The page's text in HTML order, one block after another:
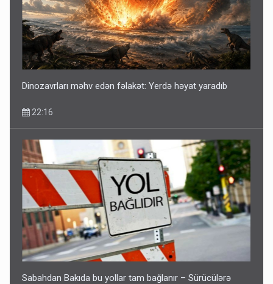
Dinozavrları məhv edən fəlakət: Yerdə həyat yaradıb
22:16
Sabahdan Bakıda bu yollar tam bağlanır – Sürücülərə